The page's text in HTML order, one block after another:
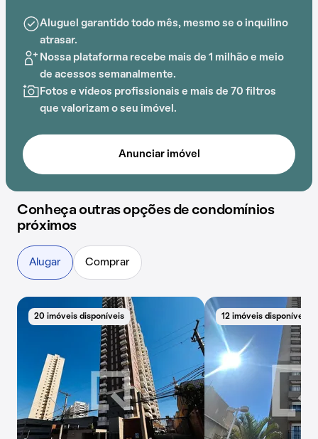
e Universidade Paulista (UNIP) adiciona praticidade a
essa experiência.
Aluguel garantido todo mês, mesmo se o inquilino
atrasar.
Nossa plataforma recebe mais de 1 milhão e meio
de acessos semanalmente.
Fotos e vídeos profissionais e mais de 70 filtros
que valorizam o seu imóvel.
Anunciar imóvel
Conheça outras opções de condomínios
próximos
Alugar Comprar
20 imóveis disponíveis 12 imóveis disponíveis